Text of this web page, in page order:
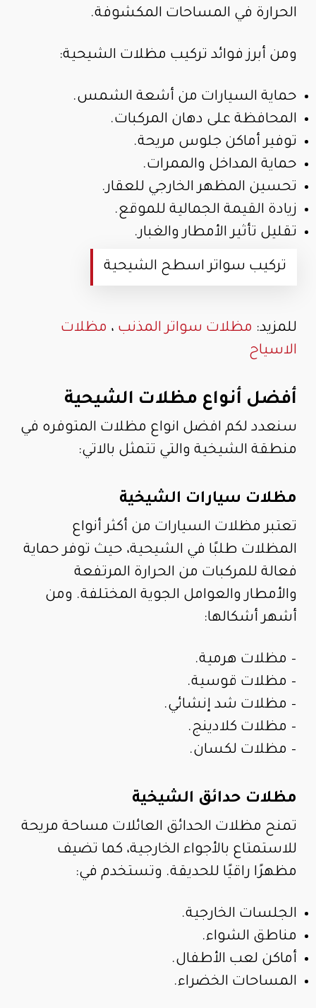
الحرارة في المساحات المكشوفة.
ومن أبرز فوائد تركيب مظلات الشيحية:
حماية السيارات من أشعة الشمس.
المحافظة على دهان المركبات.
توفير أماكن جلوس مريحة.
حماية المداخل والممرات.
تحسين المظهر الخارجي للعقار.
زيادة القيمة الجمالية للموقع.
تقليل تأثير الأمطار والغبار.
تركيب سواتر اسطح الشيحية
للمزيد: مظلات سواتر المذنب ، مظلات
الاسياح
أفضل أنواع مظلات الشيحية
سنعدد لكم افضل انواع مظلات المتوفره في
منطقة الشيخية والتي تتمثل بالاتي:
مظلات سيارات الشيخية
تعتبر مظلات السيارات من أكثر أنواع
المظلات طلبًا في الشيحية، حيث توفر حماية
فعالة للمركبات من الحرارة المرتفعة
والأمطار والعوامل الجوية المختلفة. ومن
أشهر أشكالها:
– مظلات هرمية.
– مظلات قوسية.
– مظلات شد إنشائي.
– مظلات كلادينج.
– مظلات لكسان.
مظلات حدائق الشيخية
تمنح مظلات الحدائق العائلات مساحة مريحة
للاستمتاع بالأجواء الخارجية، كما تضيف
مظهرًا راقيًا للحديقة. وتستخدم في:
الجلسات الخارجية.
مناطق الشواء.
أماكن لعب الأطفال.
المساحات الخضراء.